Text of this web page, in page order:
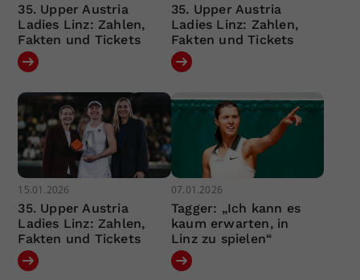
35. Upper Austria
Ladies Linz: Zahlen,
Fakten und Tickets
35. Upper Austria
Ladies Linz: Zahlen,
Fakten und Tickets
15.01.2026
35. Upper Austria
Ladies Linz: Zahlen,
Fakten und Tickets
07.01.2026
Tagger: „Ich kann es
kaum erwarten, in
Linz zu spielen“